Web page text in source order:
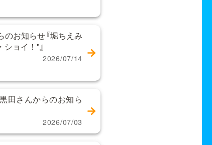
お知らせ『堀ちえみ
ョイ！"』
2026/07/14
田さんからのお知ら
2026/07/03